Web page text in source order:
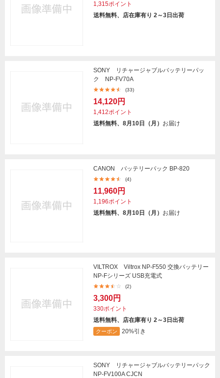
1,315ポイント
送料無料、店在庫有り 2～3日出荷
SONY リチャージャブルバッテリーパッ
ク NP-FV70A
(33)
14,120円
1,412ポイント
送料無料、8月10日（月） お届け
CANON バッテリーパック BP-820
(4)
11,960円
1,196ポイント
送料無料、8月10日（月） お届け
VILTROX Viltrox NP-F550 交換バッテリー
NP-Fシリーズ USB充電式
(2)
3,300円
330ポイント
送料無料、店在庫有り 2～3日出荷
クーポン 20%引き
SONY リチャージャブルバッテリーパック
NP-FV100A CJCN